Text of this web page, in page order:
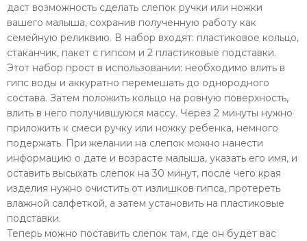
даст возможность сделать слепок ручки или ножки
вашего малыша, сохранив полученную работу как
семейную реликвию. В набор входят: пластиковое кольцо,
стаканчик, пакет с гипсом и 2 пластиковые подставки.
Этот набор прост в использовании: необходимо влить в
гипс воды и аккуратно перемешать до однородного
состава. Затем положить кольцо на ровную поверхность,
влить в него получившуюся массу. Через 2 минуты нужно
приложить к смеси ручку или ножку ребенка, немного
подержать. При желании на слепок можно нанести
информацию о дате и возрасте малыша, указать его имя, и
оставить высыхать слепок на 30 минут, после чего края
изделия нужно очистить от излишков гипса, протереть
влажной салфеткой, а затем установить на пластиковые
подставки.
Теперь можно поставить слепок там, где он будет вас